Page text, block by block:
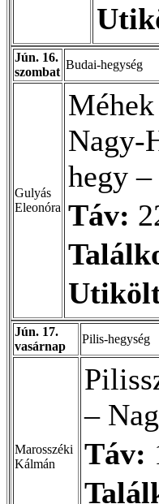
Jún. 16.
szombat
Budai-hegység
Gulyás
Eleonóra
Nagy-
hegy
Táv:
Jún. 17.
vasárnap
Pilis-hegység
Marosszéki
Kálmán
–
Táv: